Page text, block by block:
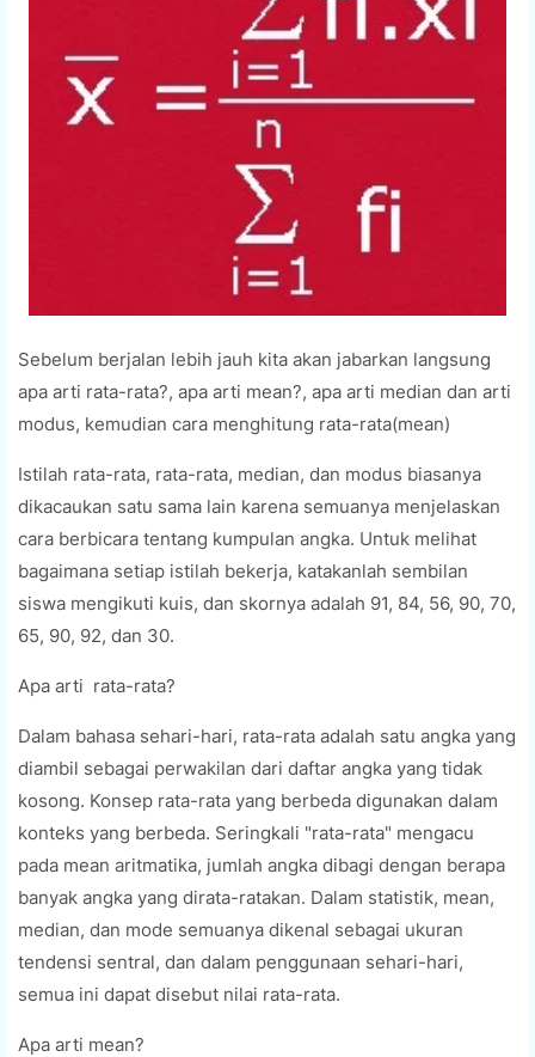
Sebelum berjalan lebih jauh kita akan jabarkan langsung
apa arti rata-rata?, apa arti mean?, apa arti median dan arti
modus, kemudian cara menghitung rata-rata(mean)
Istilah rata-rata, rata-rata, median, dan modus biasanya
dikacaukan satu sama lain karena semuanya menjelaskan
cara berbicara tentang kumpulan angka. Untuk melihat
bagaimana setiap istilah bekerja, katakanlah sembilan
siswa mengikuti kuis, dan skornya adalah 91, 84, 56, 90, 70,
65, 90, 92, dan 30.
Apa arti rata-rata?
Dalam bahasa sehari-hari, rata-rata adalah satu angka yang
diambil sebagai perwakilan dari daftar angka yang tidak
kosong. Konsep rata-rata yang berbeda digunakan dalam
konteks yang berbeda. Seringkali "rata-rata" mengacu
pada mean aritmatika, jumlah angka dibagi dengan berapa
banyak angka yang dirata-ratakan. Dalam statistik, mean,
median, dan mode semuanya dikenal sebagai ukuran
tendensi sentral, dan dalam penggunaan sehari-hari,
semua ini dapat disebut nilai rata-rata.
Apa arti mean?